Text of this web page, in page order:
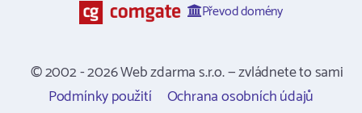
Převod domény
© 2002 - 2026 Web zdarma s.r.o. — zvládnete to sami
Podmínky použití
Ochrana osobních údajů